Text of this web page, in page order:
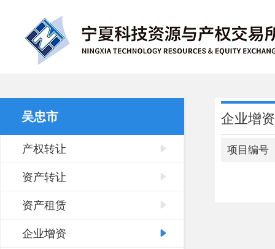
吴忠市
产权转让
资产转让
资产租赁
企业增资
企业增资
项目编号